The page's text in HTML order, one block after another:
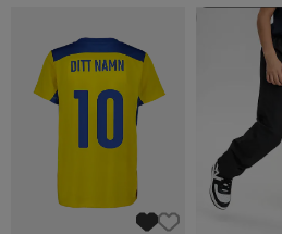
Kampanj -25%